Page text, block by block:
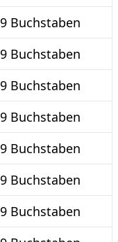
9 Buchstaben
9 Buchstaben
9 Buchstaben
9 Buchstaben
9 Buchstaben
9 Buchstaben
9 Buchstaben